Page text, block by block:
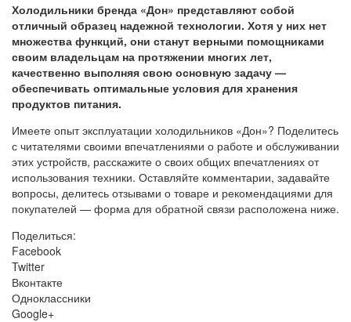
Холодильники бренда «Дон» представляют собой
отличный образец надежной технологии. Хотя у них нет
множества функций, они станут верными помощниками
своим владельцам на протяжении многих лет,
качественно выполняя свою основную задачу —
обеспечивать оптимальные условия для хранения
продуктов питания.
Имеете опыт эксплуатации холодильников «Дон»? Поделитесь
с читателями своими впечатлениями о работе и обслуживании
этих устройств, расскажите о своих общих впечатлениях от
использования техники. Оставляйте комментарии, задавайте
вопросы, делитесь отзывами о товаре и рекомендациями для
покупателей — форма для обратной связи расположена ниже.
Поделиться:
Facebook
Twitter
Вконтакте
Одноклассники
Google+